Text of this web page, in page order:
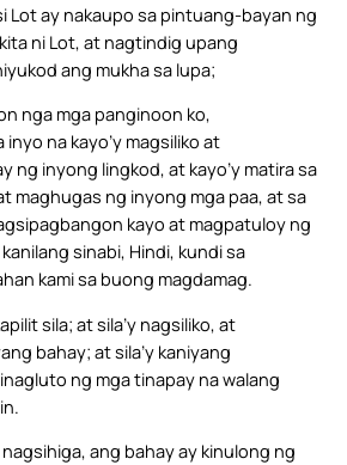
Lot ay nakaupo sa pintuang-bayan ng
ni Lot, at nagtindig upang
ang mukha sa lupa;
nga mga panginoon ko,
inyo na kayo’y magsiliko at
ng inyong lingkod, at kayo’y matira sa
maghugas ng inyong mga paa, at sa
kayo at magpatuloy ng
sinabi, Hindi, kundi sa
kami sa buong magdamag.
sila; at sila’y nagsiliko, at
bahay; at sila’y kaniyang
ng mga tinapay na walang
ang bahay ay kinulong ng